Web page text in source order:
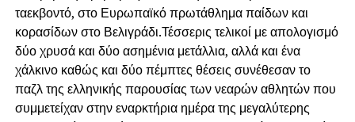
ταεκβοντό, στο Ευρωπαϊκό πρωτάθλημα παίδων και
κορασίδων στο Βελιγράδι.Τέσσερις τελικοί με απολογισμό
δύο χρυσά και δύο ασημένια μετάλλια, αλλά και ένα
χάλκινο καθώς και δύο πέμπτες θέσεις συνέθεσαν το
παζλ της ελληνικής παρουσίας των νεαρών αθλητών που
συμμετείχαν στην εναρκτήρια ημέρα της μεγαλύτερης